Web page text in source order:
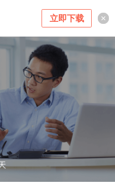
立即下载